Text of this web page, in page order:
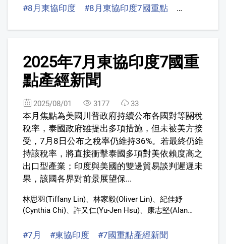
#8月東協印度 #8月東協印度7國重點 #產經新聞
2025年7月東協印度7國重
點產經新聞
2025/08/01 3177 33
本月焦點為美國川普政府持續公布各國對等關稅
稅率，泰國政府雖提出多項措施，但未被美方接
受，7月8日公布之稅率仍維持36%。若最終仍維
持該稅率，將直接衝擊泰國多項對美依賴度高之
出口型產業；印度與美國的雙邊貿易談判遲遲未
果，該國各界對前景展望保...
林思羽(Tiffany Lin)、 林家毅(Oliver Lin)、 紀佳妤
(Cynthia Chi)、 許又仁(Yu-Jen Hsu)、 康志堅(Alan
#7月 #東協印度 #7國重點產經新聞